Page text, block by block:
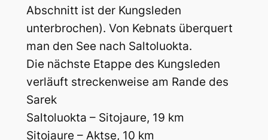
Abschnitt ist der Kungsleden
unterbrochen). Von Kebnats überquert
man den See nach Saltoluokta.
Die nächste Etappe des Kungsleden
verläuft streckenweise am Rande des
Sarek
Saltoluokta – Sitojaure, 19 km
Sitojaure – Aktse, 10 km